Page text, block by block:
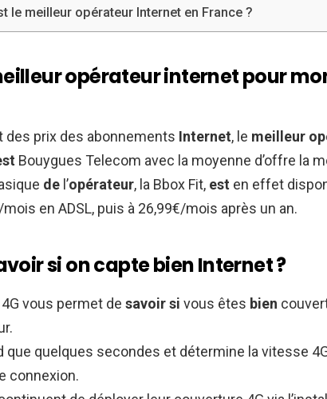
le meilleur opérateur Internet en France ?
opérateur internet pour
des prix des abonnements Internet, le meilleur
Bouygues Telecom avec la moyenne d’offre la
de l’opérateur, la Bbox Fit, est en effet
en ADSL, puis à 26,99€/mois après un an.
si on capte bien Internet ?
vous permet de savoir si vous êtes bien
que quelques secondes et détermine la vitesse
connexion.